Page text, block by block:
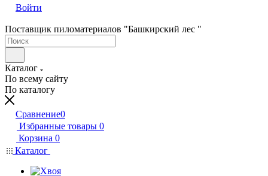
Войти
Поставщик пиломатериалов "Башкирский лес "
Каталог
По всему сайту
По каталогу
Сравнение0
Избранные товары 0
Корзина 0
Каталог